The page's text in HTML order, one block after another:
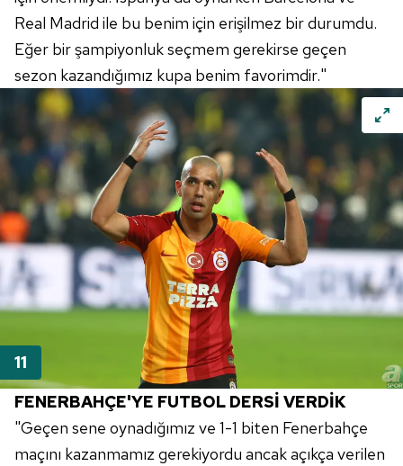
Real Madrid ile bu benim için erişilmez bir durumdu.
Eğer bir şampiyonluk seçmem gerekirse geçen
sezon kazandığımız kupa benim favorimdir."
FENERBAHÇE'YE FUTBOL DERSİ VERDİK
"Geçen sene oynadığımız ve 1-1 biten Fenerbahçe
maçını kazanmamız gerekiyordu ancak açıkça verilen